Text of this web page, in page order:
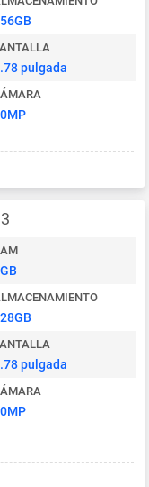
pulgada
pulgada